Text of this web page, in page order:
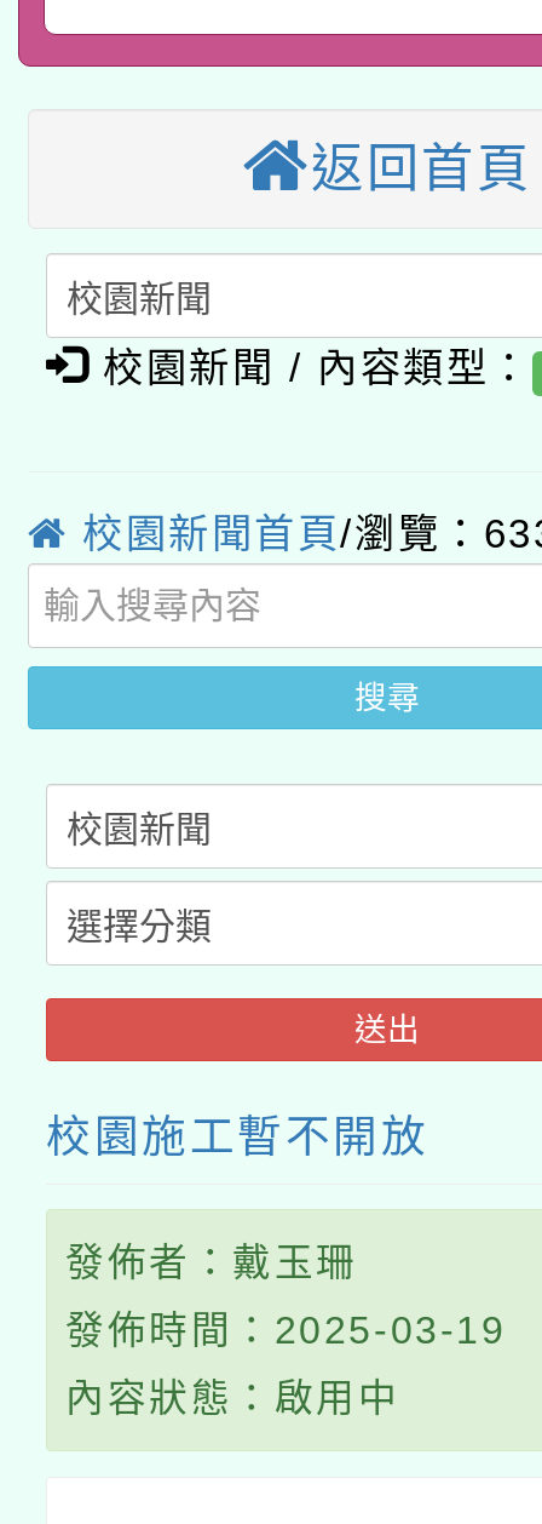
國立臺灣師範大學辦理
年度健康促進學校輔導
業成長研習」實施計畫
本館辦理115年度閱讀
暨閱讀推動專業研習
科技賦能─人工智慧
A3數位素養講師名單
「數位內容與教學軟體
pilot」
有關大陸委員會函釋公
薪期間赴陸應申請許可
轉知經濟部水利署委託
用水績優單位及節水達
動」
桃園市孔廟祈福系列
開 智慧啟航」
「2026桃園藝術巡演
關事宜
轉知教育部國民及學前
國立臺灣師範大學辦
業成長研習」實施計畫
返回首頁
校園新聞 / 內容類型：
校園新聞首頁/瀏覽：
搜尋
送出
校園施工暫不開放
發佈者：戴玉珊
發佈時間：2025-03-19
內容狀態：啟用中